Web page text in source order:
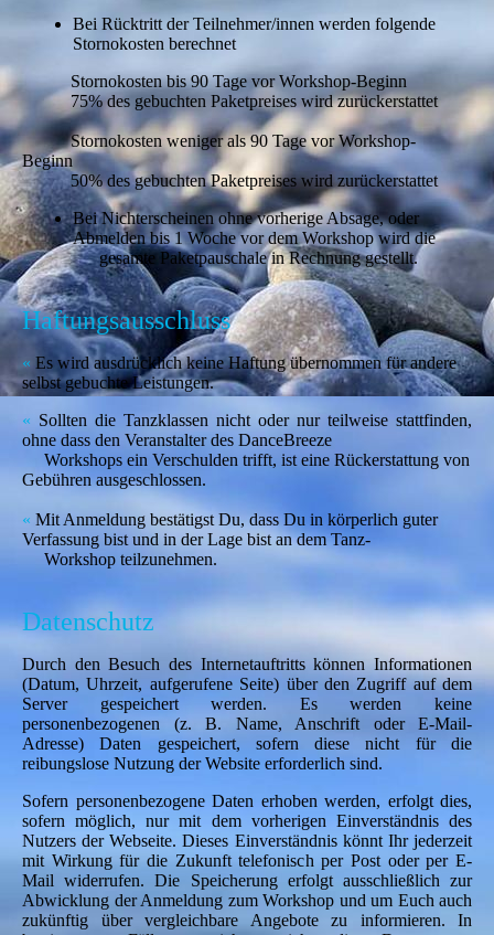
Bei Rücktritt der Teilnehmer/innen werden folgende
Stornokosten berechnet
Stornokosten bis 90 Tage vor Workshop-Beginn
75% des gebuchten Paketpreises wird zurückerstattet
Stornokosten weniger als 90 Tage vor Workshop-
Beginn
50% des gebuchten Paketpreises wird zurückerstattet
Bei Nichterscheinen ohne vorherige Absage, oder
Abmelden bis 1 Woche vor dem Workshop wird die
gesamte Paketpauschale in Rechnung gestellt.
Haftungsausschluss
« Es wird ausdrücklich keine Haftung übernommen für andere
selbst gebuchte Leistungen.
« Sollten die Tanzklassen nicht oder nur teilweise stattfinden,
ohne dass den Veranstalter des DanceBreeze
Workshops ein Verschulden trifft, ist eine Rückerstattung von
Gebühren ausgeschlossen.
« Mit Anmeldung bestätigst Du, dass Du in körperlich guter
Verfassung bist und in der Lage bist an dem Tanz-
Workshop teilzunehmen.
Datenschutz
Durch den Besuch des Internetauftritts können Informationen
(Datum, Uhrzeit, aufgerufene Seite) über den Zugriff auf dem
Server gespeichert werden. Es werden keine
personenbezogenen (z. B. Name, Anschrift oder E-Mail-
Adresse) Daten gespeichert, sofern diese nicht für die
reibungslose Nutzung der Website erforderlich sind.
Sofern personenbezogene Daten erhoben werden, erfolgt dies,
sofern möglich, nur mit dem vorherigen Einverständnis des
Nutzers der Webseite. Dieses Einverständnis könnt Ihr jederzeit
mit Wirkung für die Zukunft telefonisch per Post oder per E-
Mail widerrufen. Die Speicherung erfolgt ausschließlich zur
Abwicklung der Anmeldung zum Workshop und um Euch auch
zukünftig über vergleichbare Angebote zu informieren. In